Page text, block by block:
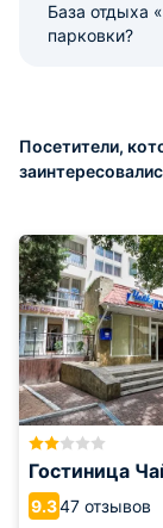
База отдыха
парковки?
Посетители,
Гостиница
9.347 отзывов